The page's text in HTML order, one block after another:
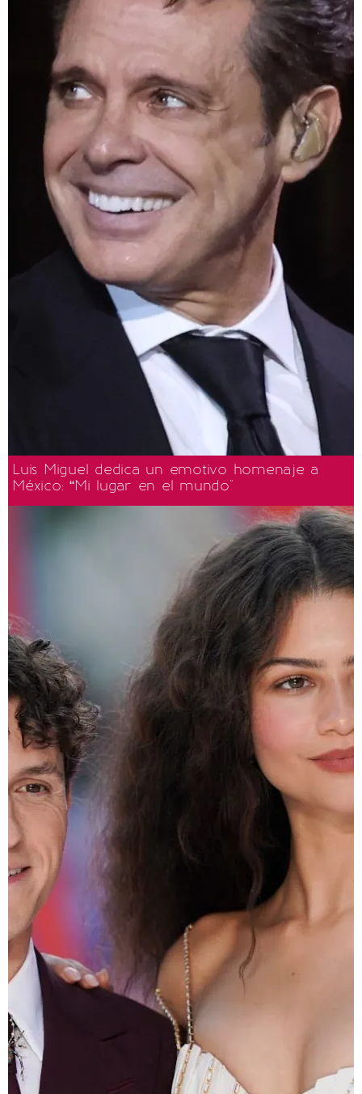
Luis Miguel dedica un emotivo homenaje a
México: “Mi lugar en el mundo"